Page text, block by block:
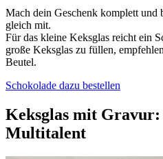
Mach dein Geschenk komplett und
gleich mit.
Für das kleine Keksglas reicht ein
große Keksglas zu füllen,
Beutel.
Schokolade dazu bestellen
Keksglas mit Gravur:
Multitalent